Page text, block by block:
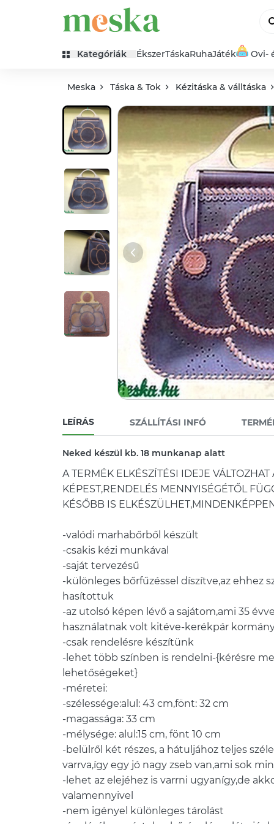
Kategóriák ÉkszerTáskaRuhaJáték Ovi-
Meska Táska & Tok Kézitáska & válltáska
LEÍRÁS SZÁLLÍTÁSI INFÓ
Neked készül kb. 18 munkanap alatt
A TERMÉK ELKÉSZÍTÉSI IDEJE
KÉPEST,RENDELÉS MENNYISÉGÉTŐL
KÉSŐBB IS
-valódi marhabőrből készült
-csakis kézi munkával
-saját tervezésű
-különleges bőrfűzéssel díszítve,az ehhez
hasítottuk
-az utolsó képen lévő a sajátom,ami 35
használatnak volt kitéve-kerékpár
-csak rendelésre készítünk
-lehet több színben is rendelni-{kérésre
lehetőségeket}
-méretei:
-szélessége:alul: 43 cm,fönt: 32 cm
-magassága: 33 cm
-mélysége: alul:15 cm, fönt 10 cm
-belülről két részes, a hátuljához teljes
varrva,így egy jó nagy zseb van,ami sok
-lehet az elejéhez is varrni ugyanígy,de
valamennyivel
-nem igényel különleges tárolást